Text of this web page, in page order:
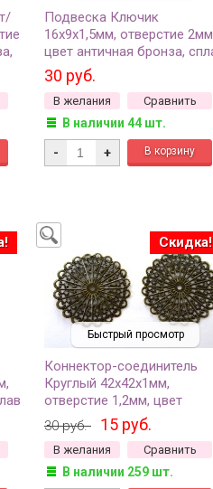
Подвеска Ключик
16х9х1,5мм, отверстие
цвет античная бронза,
металлов, 22-051, 4шт
30 руб.
В желания Сравнить
В наличии 44 шт.
- +
Быстрый просмотр
Скидка!
Коннектор-соединитель
Круглый 42х42х1мм,
отверстие 1,2мм, цвет
античная бронза, железо,
14-150, 2шт
30 руб. 15 руб.
В желания Сравнить
В наличии 259 шт.